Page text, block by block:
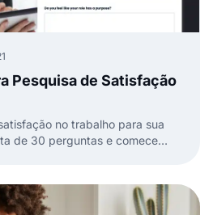
Pesquisa de Satisfação
no trabalho para sua
de 30 perguntas e comece